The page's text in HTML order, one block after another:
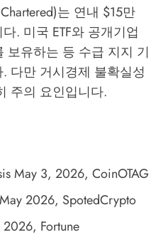
는 연내 $15만
. 미국 ETF와 공개기업
보유하는 등 수급 지지 기
다만 거시경제 불확실성
주의 요인입니다.
May 3, 2026, CoinOTAG
2026, SpotedCrypto
2026, Fortune